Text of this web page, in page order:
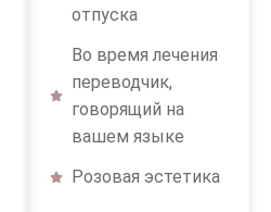
отпуска
Во время лечения
переводчик,
говорящий на
вашем языке
Розовая эстетика